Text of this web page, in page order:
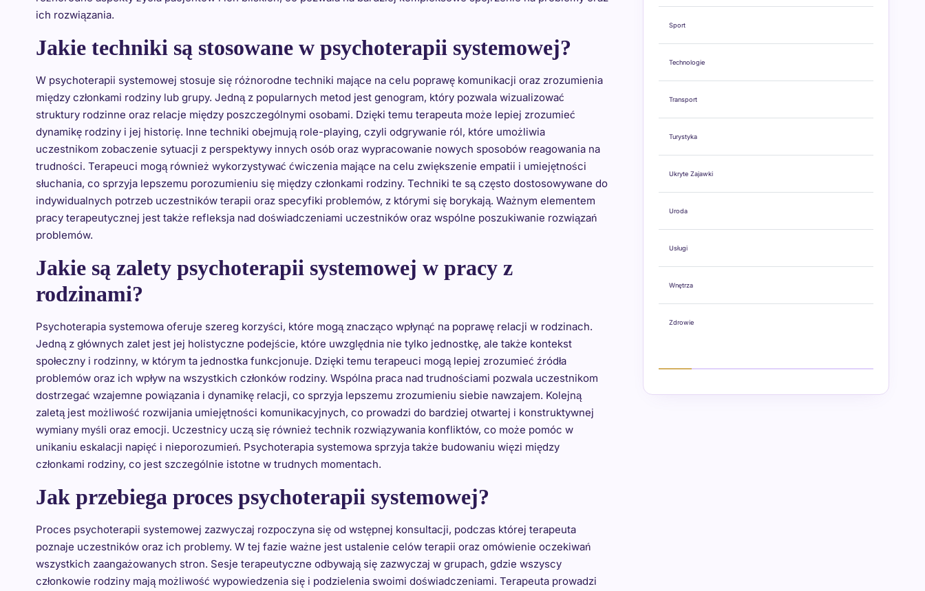
ich rozwiązania.
Jakie techniki są stosowane w psychoterapii systemowej?
W psychoterapii systemowej stosuje się różnorodne techniki mające na celu poprawę komunikacji oraz zrozumienia
między członkami rodziny lub grupy. Jedną z popularnych metod jest genogram, który pozwala wizualizować
struktury rodzinne oraz relacje między poszczególnymi osobami. Dzięki temu terapeuta może lepiej zrozumieć
dynamikę rodziny i jej historię. Inne techniki obejmują role-playing, czyli odgrywanie ról, które umożliwia
uczestnikom zobaczenie sytuacji z perspektywy innych osób oraz wypracowanie nowych sposobów reagowania na
trudności. Terapeuci mogą również wykorzystywać ćwiczenia mające na celu zwiększenie empatii i umiejętności
słuchania, co sprzyja lepszemu porozumieniu się między członkami rodziny. Techniki te są często dostosowywane do
indywidualnych potrzeb uczestników terapii oraz specyfiki problemów, z którymi się borykają. Ważnym elementem
pracy terapeutycznej jest także refleksja nad doświadczeniami uczestników oraz wspólne poszukiwanie rozwiązań
problemów.
Jakie są zalety psychoterapii systemowej w pracy z
rodzinami?
Psychoterapia systemowa oferuje szereg korzyści, które mogą znacząco wpłynąć na poprawę relacji w rodzinach.
Jedną z głównych zalet jest jej holistyczne podejście, które uwzględnia nie tylko jednostkę, ale także kontekst
społeczny i rodzinny, w którym ta jednostka funkcjonuje. Dzięki temu terapeuci mogą lepiej zrozumieć źródła
problemów oraz ich wpływ na wszystkich członków rodziny. Wspólna praca nad trudnościami pozwala uczestnikom
dostrzegać wzajemne powiązania i dynamikę relacji, co sprzyja lepszemu zrozumieniu siebie nawzajem. Kolejną
zaletą jest możliwość rozwijania umiejętności komunikacyjnych, co prowadzi do bardziej otwartej i konstruktywnej
wymiany myśli oraz emocji. Uczestnicy uczą się również technik rozwiązywania konfliktów, co może pomóc w
unikaniu eskalacji napięć i nieporozumień. Psychoterapia systemowa sprzyja także budowaniu więzi między
członkami rodziny, co jest szczególnie istotne w trudnych momentach.
Jak przebiega proces psychoterapii systemowej?
Proces psychoterapii systemowej zazwyczaj rozpoczyna się od wstępnej konsultacji, podczas której terapeuta
poznaje uczestników oraz ich problemy. W tej fazie ważne jest ustalenie celów terapii oraz omówienie oczekiwań
wszystkich zaangażowanych stron. Sesje terapeutyczne odbywają się zazwyczaj w grupach, gdzie wszyscy
członkowie rodziny mają możliwość wypowiedzenia się i podzielenia swoimi doświadczeniami. Terapeuta prowadzi
Sport
Technologie
Transport
Turystyka
Ukryte Zajawki
Uroda
Usługi
Wnętrza
Zdrowie